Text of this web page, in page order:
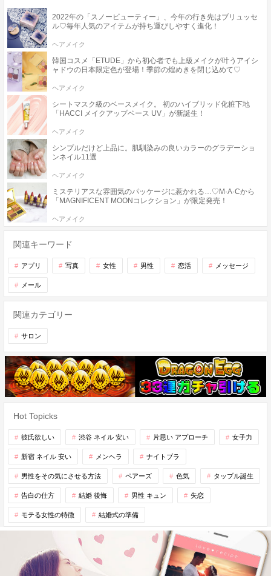
2022年の「スノービューティー」、今年の行き先はブリュッセ
ル♡毎年人気のアイテムが持ち運びしやすく進化！
ヘアメイク
韓国コスメ「ETUDE」から初心者でも上級メイクが叶うアイシ
ャドウの日本限定色が登場！季節の煌めきを閉じ込めて♡
ヘアメイク
シートマスク級のベースメイク。 初のハイブリッド化粧下地
「HACCI メイクアップベース UV」が新誕生！
ヘアメイク
シンプルだけど上品に。肌馴染みの良いカラーのグラデーショ
ンネイル11選
ヘアメイク
ミステリアスな雰囲気のパッケージに惹かれる…♡M·A·Cから
「MAGNIFICENT MOONコレクション」が限定発売！
ヘアメイク
関連キーワード
アプリ 写真 女性 男性 恋活 メッセージ
メール
関連カテゴリー
サロン
Hot Topicks
彼氏欲しい 渋谷 ネイル 安い 片思い アプローチ 女子力
新宿 ネイル 安い メンヘラ ナイトブラ
男性をその気にさせる方法 ペアーズ 色気 タップル誕生
告白の仕方 結婚 後悔 男性 キュン 失恋
モテる女性の特徴 結婚式の準備